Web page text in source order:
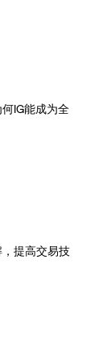
IG能成为全
提高交易技